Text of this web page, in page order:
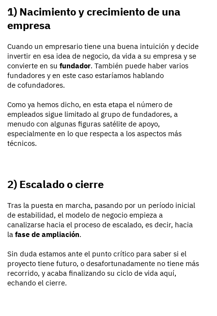
1) Nacimiento y crecimiento de una
empresa
Cuando un empresario tiene una buena intuición y decide
invertir en esa idea de negocio, da vida a su empresa y se
convierte en su fundador. También puede haber varios
fundadores y en este caso estaríamos hablando
de cofundadores.
Como ya hemos dicho, en esta etapa el número de
empleados sigue limitado al grupo de fundadores, a
menudo con algunas figuras satélite de apoyo,
especialmente en lo que respecta a los aspectos más
técnicos.
2) Escalado o cierre
Tras la puesta en marcha, pasando por un período inicial
de estabilidad, el modelo de negocio empieza a
canalizarse hacia el proceso de escalado, es decir, hacia
la fase de ampliación.
Sin duda estamos ante el punto crítico para saber si el
proyecto tiene futuro, o desafortunadamente no tiene más
recorrido, y acaba finalizando su ciclo de vida aquí,
echando el cierre.